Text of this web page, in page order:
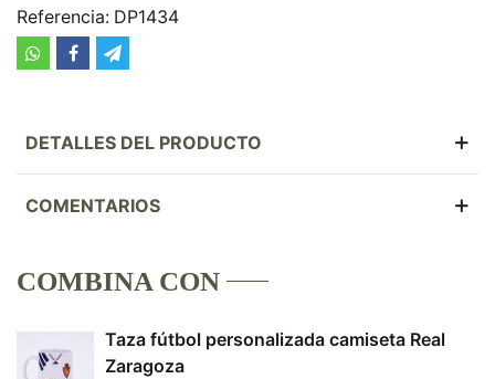
Referencia: DP1434
DETALLES DEL PRODUCTO
COMENTARIOS
COMBINA CON
Taza fútbol personalizada camiseta Real
Zaragoza